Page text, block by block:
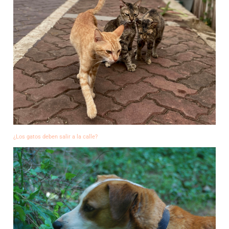
¿Los gatos deben salir a la calle?